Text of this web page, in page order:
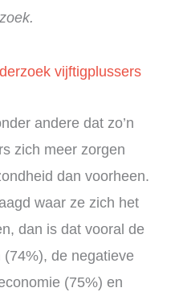
andere dat zo’n
zich meer zorgen
dan voorheen.
waar ze zich het
dan is dat vooral de
de negatieve
(75%) en